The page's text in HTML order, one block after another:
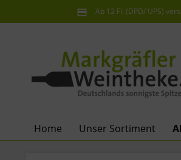
Ab 12 Fl. (DPD/ UPS)
Home Unser Sortiment